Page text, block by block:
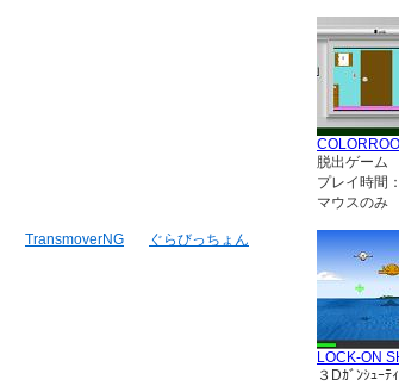
TransmoverNG
ぐらびっちょん
脱出ゲーム
プレイ時間
マウスのみ
LOCK-ON
３Dｶﾞﾝｼｭｰﾃ